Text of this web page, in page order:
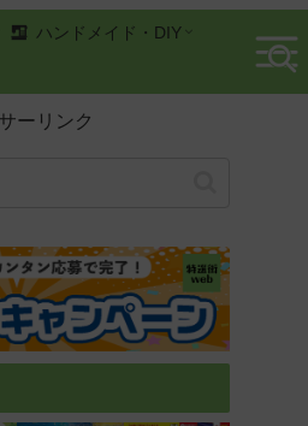
ハンドメイド・DIY
ーリンク